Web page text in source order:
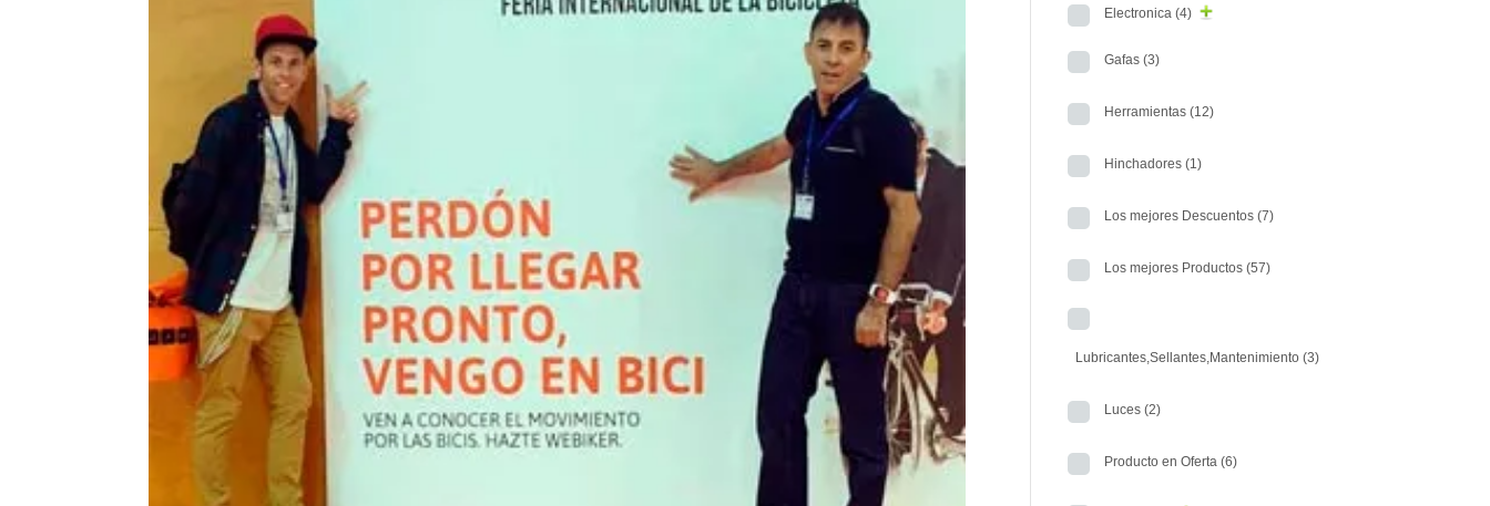
Electronica (4)
Gafas (3)
Herramientas (12)
Hinchadores (1)
Los mejores Descuentos (7)
Los mejores Productos (57)
Lubricantes,Sellantes,Mantenimiento (3)
Luces (2)
Producto en Oferta (6)